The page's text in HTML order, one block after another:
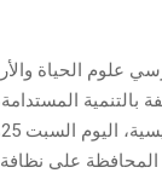
علوم الحياة
المحافظة على